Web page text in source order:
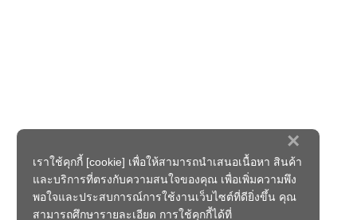
×
เราใช้คุกกี้ [cookie] เพื่อให้สามารถนำเสนอเนื้อหา สินค้า
และบริการที่ตรงกับความสนใจของคุณ เพื่อเพิ่มความพึง
พอใจและประสบการณ์การใช้งานเว็บไซต์ที่ดียิ่งขึ้น คุณ
สามารถศึกษารายละเอียด การใช้คุกกี้ได้ที่